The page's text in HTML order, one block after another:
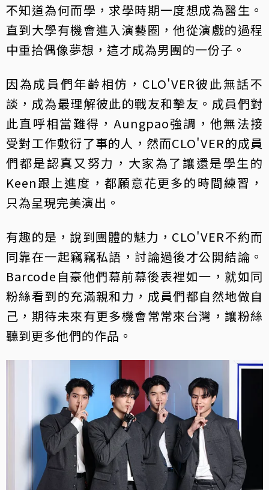
不知道為何而學，求學時期一度想成為醫生。
直到大學有機會進入演藝圈，他從演戲的過程
中重拾偶像夢想，這才成為男團的一份子。
因為成員們年齡相仿，CLO'VER彼此無話不
談，成為最理解彼此的戰友和摯友。成員們對
此直呼相當難得，Aungpao強調，他無法接
受對工作敷衍了事的人，然而CLO'VER的成員
們都是認真又努力，大家為了讓還是學生的
Keen跟上進度，都願意花更多的時間練習，
只為呈現完美演出。
有趣的是，說到團體的魅力，CLO'VER不約而
同靠在一起竊竊私語，討論過後才公開結論。
Barcode自豪他們幕前幕後表裡如一，就如同
粉絲看到的充滿親和力，成員們都自然地做自
己，期待未來有更多機會常常來台灣，讓粉絲
聽到更多他們的作品。